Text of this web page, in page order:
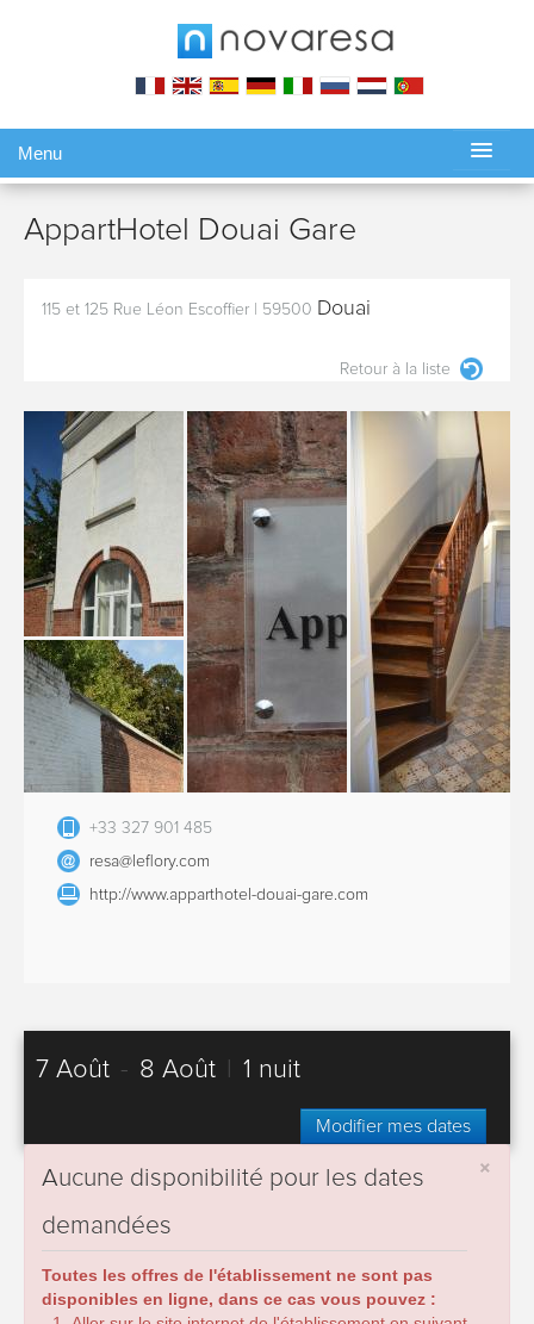
Menu
AppartHotel Douai Gare
115 et 125 Rue Léon Escoffier 59500 Douai
Retour à la liste
+33 327 901 485
resa@leflory.com
http://www.apparthotel-douai-gare.com
7 Août - 8 Août 1 nuit
Modifier mes dates
×
Aucune disponibilité pour les dates
demandées
Toutes les offres de l'établissement ne sont pas
disponibles en ligne, dans ce cas vous pouvez :